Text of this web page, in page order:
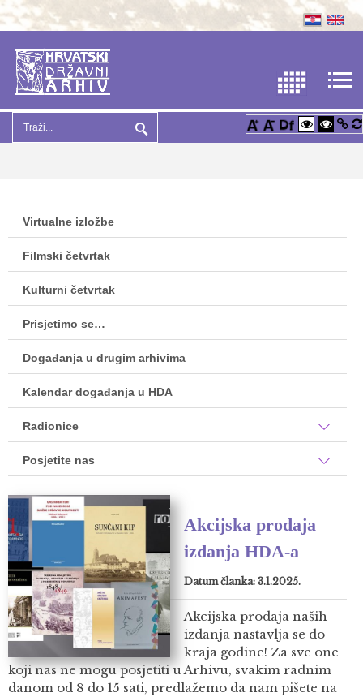
Virtualne izložbe
Filmski četvrtak
Kulturni četvrtak
Prisjetimo se…
Događanja u drugim arhivima
Kalendar događanja u HDA
Radionice
Posjetite nas
Akcijska prodaja
izdanja HDA-a
Datum članka: 3.1.2025.
Akcijska prodaja naših
izdanja nastavlja se do
kraja godine! Za sve one
koji nas ne mogu posjetiti u Arhivu, svakim radnim
danom od 8 do 15 sati, predlažemo da nam pišete na